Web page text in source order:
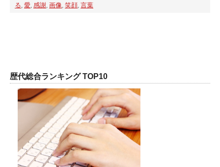
る, 愛, 感謝, 画像, 笑顔, 言葉
歴代総合ランキング TOP10